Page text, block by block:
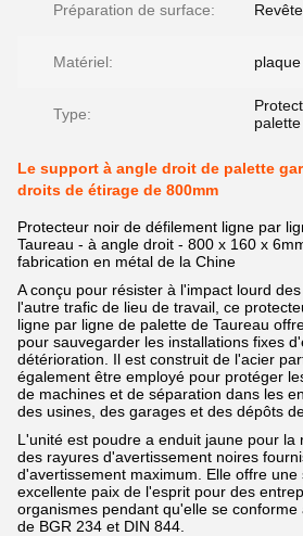
Préparation de surface:
Matériel:
Type:
palette
Le support à angle droit de palette
droits de étirage de 800mm
Protecteur noir de défilement ligne par
Taureau - à angle droit - 800 x 160 x
fabrication en métal de la Chine
A conçu pour résister à l'impact lourd
l'autre trafic de lieu de travail, ce
ligne par ligne de palette de Taureau
pour sauvegarder les installations fixes
détérioration. Il est construit de l'acier
également être employé pour protéger
de machines et de séparation dans les
des usines, des garages et des dépôts
L'unité est poudre a enduit jaune pour la
des rayures d'avertissement noires
d'avertissement maximum. Elle offre
excellente paix de l'esprit pour des
organismes pendant qu'elle se
de BGR 234 et DIN 844.